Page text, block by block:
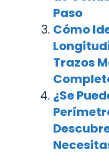
Paso
Cómo
Trazos
¿Se